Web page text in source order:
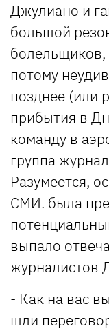
Джулиано и
большой
болельщиков,
потому
позднее (или
прибытия в
команду в
группа
Разумеется,
СМИ. была
выпало
журналистов
- Как на вас
шли